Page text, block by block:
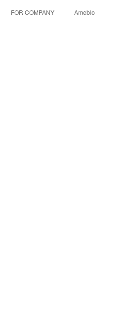
FOR COMPANY Ameblo